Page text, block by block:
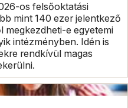
os felsőoktatási
mint 140 ezer jelentkező
megkezdheti-e egyetemi
intézményben. Idén is
rendkívül magas